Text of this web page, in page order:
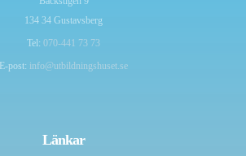
134 34 Gustavsberg
Tel: 070-441 73 73
E-post: info@utbildningshuset.se
Länkar